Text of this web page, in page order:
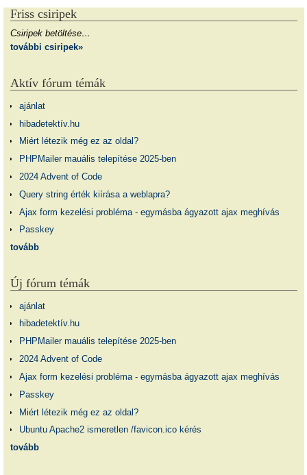
Friss csiripek
Csiripek betöltése…
további csiripek»
Aktív fórum témák
ajánlat
hibadetektív.hu
Miért létezik még ez az oldal?
PHPMailer mauális telepítése 2025-ben
2024 Advent of Code
Query string érték kiírása a weblapra?
Ajax form kezelési probléma - egymásba ágyazott ajax meghívás
Passkey
tovább
Új fórum témák
ajánlat
hibadetektív.hu
PHPMailer mauális telepítése 2025-ben
2024 Advent of Code
Ajax form kezelési probléma - egymásba ágyazott ajax meghívás
Passkey
Miért létezik még ez az oldal?
Ubuntu Apache2 ismeretlen /favicon.ico kérés
tovább